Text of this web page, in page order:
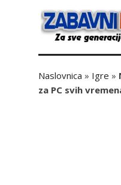
Naslovnica » Igre »
za PC svih